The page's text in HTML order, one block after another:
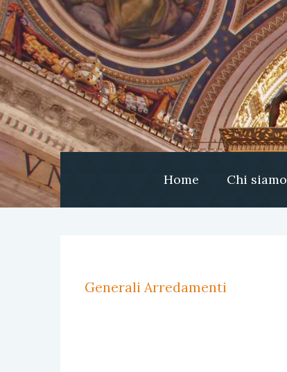
Home Chi siamo
Generali Arredamenti